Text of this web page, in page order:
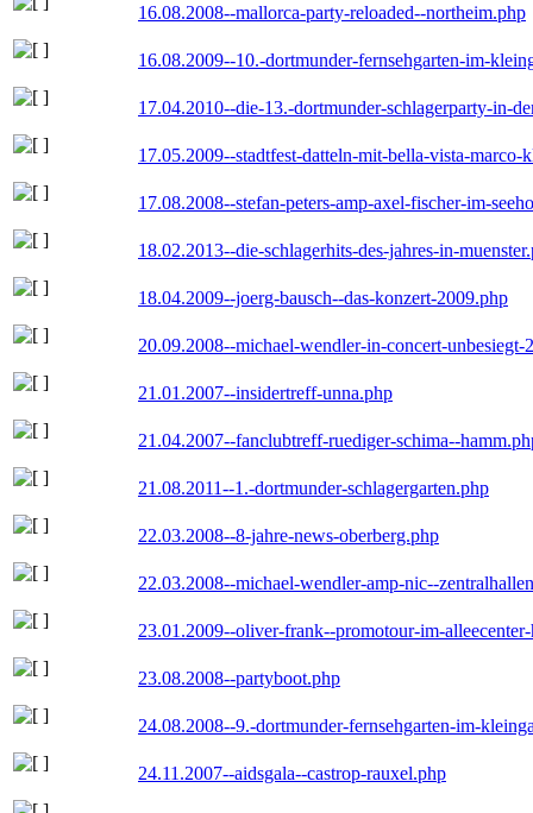
16.08.2008--mallorca-party-reloaded--northeim.php
16.08.2009--10.-dortmunder-fernsehgarten-im-
17.04.2010--die-13.-dortmunder-schlagerparty-in-
17.05.2009--stadtfest-datteln-mit-bella-vista-marco-
17.08.2008--stefan-peters-amp-axel-fischer-im-
18.02.2013--die-schlagerhits-des-jahres-in-
18.04.2009--joerg-bausch--das-konzert-2009.php
20.09.2008--michael-wendler-in-concert-unbesiegt-
21.01.2007--insidertreff-unna.php
21.04.2007--fanclubtreff-ruediger-schima--
21.08.2011--1.-dortmunder-schlagergarten.php
22.03.2008--8-jahre-news-oberberg.php
22.03.2008--michael-wendler-amp-nic--
23.01.2009--oliver-frank--promotour-im-
23.08.2008--partyboot.php
24.08.2008--9.-dortmunder-fernsehgarten-im-
24.11.2007--aidsgala--castrop-rauxel.php